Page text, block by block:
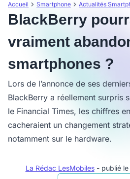
Accueil Smartphone Actualités
BlackBerry
vraiment
smartphones ?
Lors de l’annonce de ses
BlackBerry a réellement surpris
le Financial Times, les chiffres
cacheraient un changement
notamment sur le hardware.
La Rédac LesMobiles - publié